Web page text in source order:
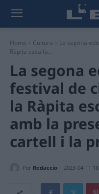
Home Cultura
La segona
Ràpita escalfa...
La segona
festival de
la Ràpita
amb la
cartell i la
Per Redaccio 2023-04-11